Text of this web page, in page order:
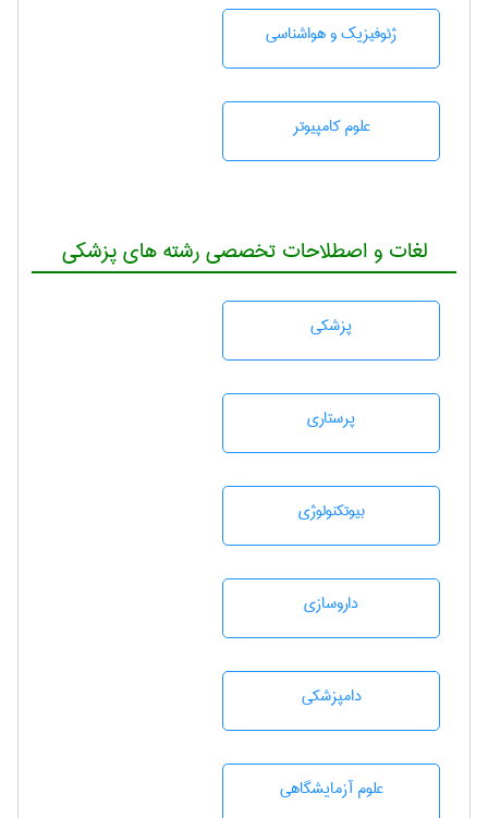
ژئوفيزيك و هواشناسی
علوم کامپیوتر
لغات و اصطلاحات تخصصی رشته های پزشکی
پزشكی
پرستاری
بيوتكنولوژی
داروسازی
دامپزشكی
علوم آزمايشگاهی